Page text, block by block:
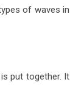
of waves in
put together. It